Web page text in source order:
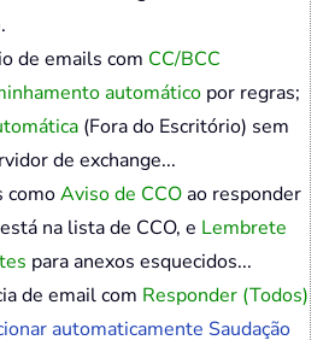
de emails com CC/BCC
automático por regras;
(Fora do Escritório) sem
de exchange...
comoAviso de CCOao responder
na lista de CCO, e Lembrete
para anexos esquecidos...
de email com Responder (Todos)
automaticamente Saudação